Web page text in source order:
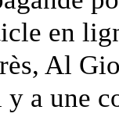
en
Al
a une